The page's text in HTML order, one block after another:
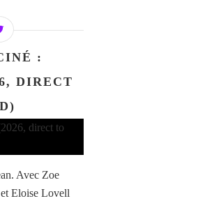
:
DIRECT
Avec Zoe
Eloise Lovell